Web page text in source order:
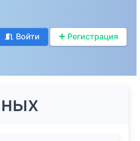
Войти Регистрация